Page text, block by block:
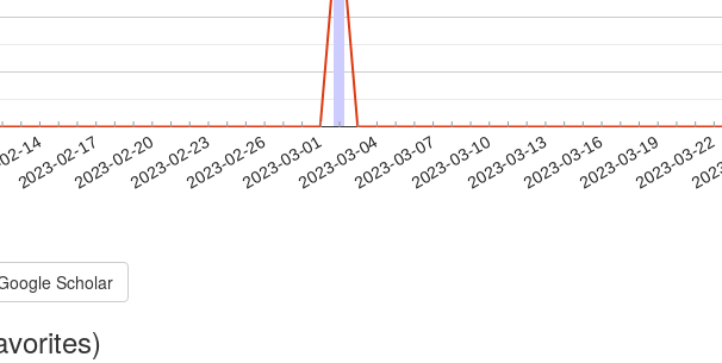
14
2023-02-172023-02-202023-02-232023-02-262023-03-012023-03-042023-03-072023-03-102023-03-132023-03-162023-03-192023-03-22
Scholar